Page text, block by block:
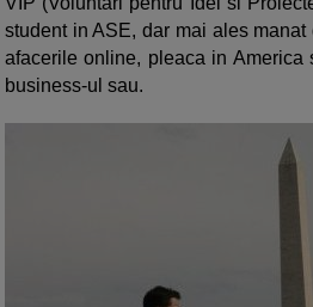
student in ASE, dar mai ales
afacerile online, pleaca in America
business-ul sau.